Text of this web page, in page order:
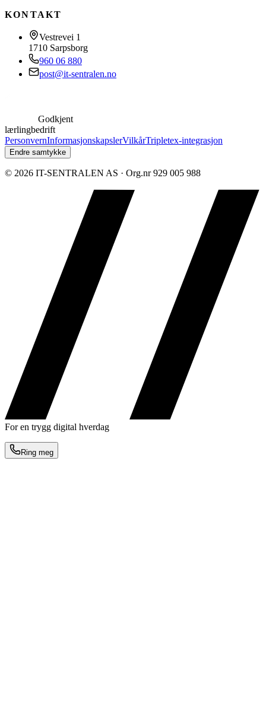
KONTAKT
Vestrevei 1
1710 Sarpsborg
960 06 880
post@it-sentralen.no
Godkjent
lærlingbedrift
PersonvernInformasjonskapslerVilkårTripletex-integrasjon
Endre samtykke
© 2026 IT-SENTRALEN AS · Org.nr929 005 988
For en trygg digital hverdag
Ring meg